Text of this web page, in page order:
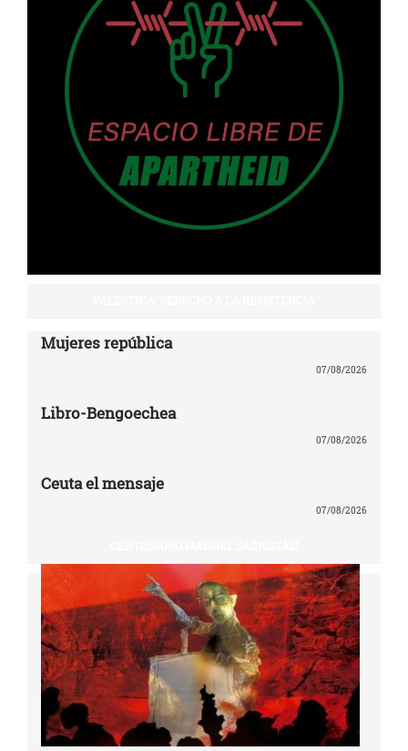
Mujeres república
07/08/2026
Libro-Bengoechea
07/08/2026
Ceuta el mensaje
07/08/2026